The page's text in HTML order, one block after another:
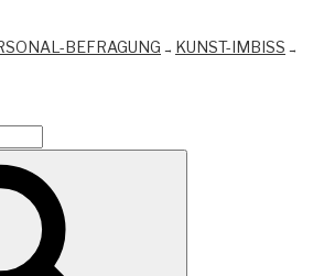
BEFRAGUNG → KUNST-IMBISS →